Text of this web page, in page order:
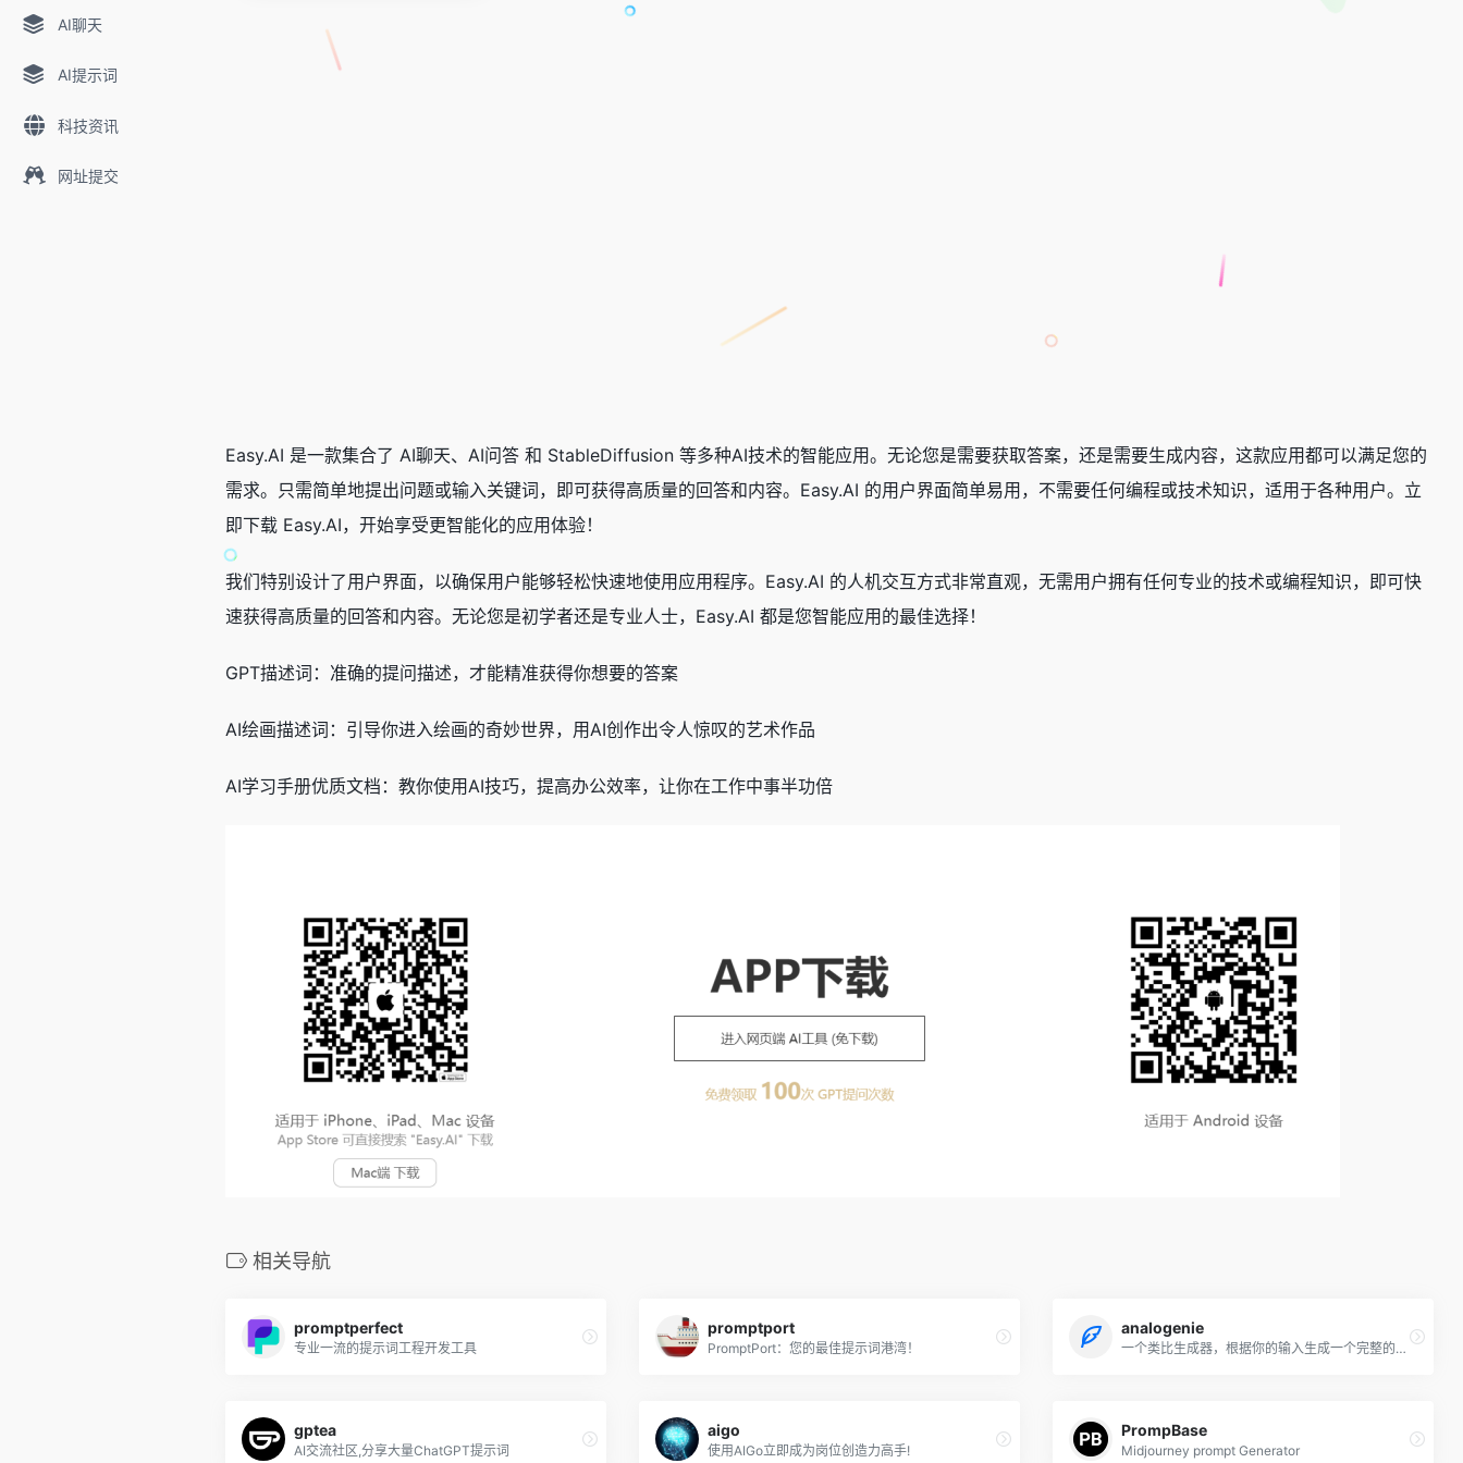
AI聊天
AI提示词
科技资讯
网址提交
Easy.AI 是一款集合了 AI聊天、AI问答 和 StableDiffusion 等多种AI技术的智能应用。无论您是需要获取答案，还是需要生成内容，这款应用都可以满足您的
需求。只需简单地提出问题或输入关键词，即可获得高质量的回答和内容。Easy.AI 的用户界面简单易用，不需要任何编程或技术知识，适用于各种用户。立
即下载 Easy.AI，开始享受更智能化的应用体验！
我们特别设计了用户界面，以确保用户能够轻松快速地使用应用程序。Easy.AI 的人机交互方式非常直观，无需用户拥有任何专业的技术或编程知识，即可快
速获得高质量的回答和内容。无论您是初学者还是专业人士，Easy.AI 都是您智能应用的最佳选择！
GPT描述词：准确的提问描述，才能精准获得你想要的答案
AI绘画描述词：引导你进入绘画的奇妙世界，用AI创作出令人惊叹的艺术作品
AI学习手册优质文档：教你使用AI技巧，提高办公效率，让你在工作中事半功倍
相关导航
promptperfect
专业一流的提示词工程开发工具
promptport
PromptPort：您的最佳提示词港湾！
analogenie
一个类比生成器，根据你的输入生成一个完整的类比。
gptea
AI交流社区,分享大量ChatGPT提示词
aigo
使用AIGo立即成为岗位创造力高手!
PrompBase
Midjourney prompt Generator